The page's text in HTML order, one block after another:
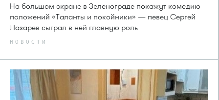
На большом экране в Зеленограде покажут комедию
положений «Таланты и покойники» — певец Сергей
Лазарев сыграл в ней главную роль
НОВОСТИ